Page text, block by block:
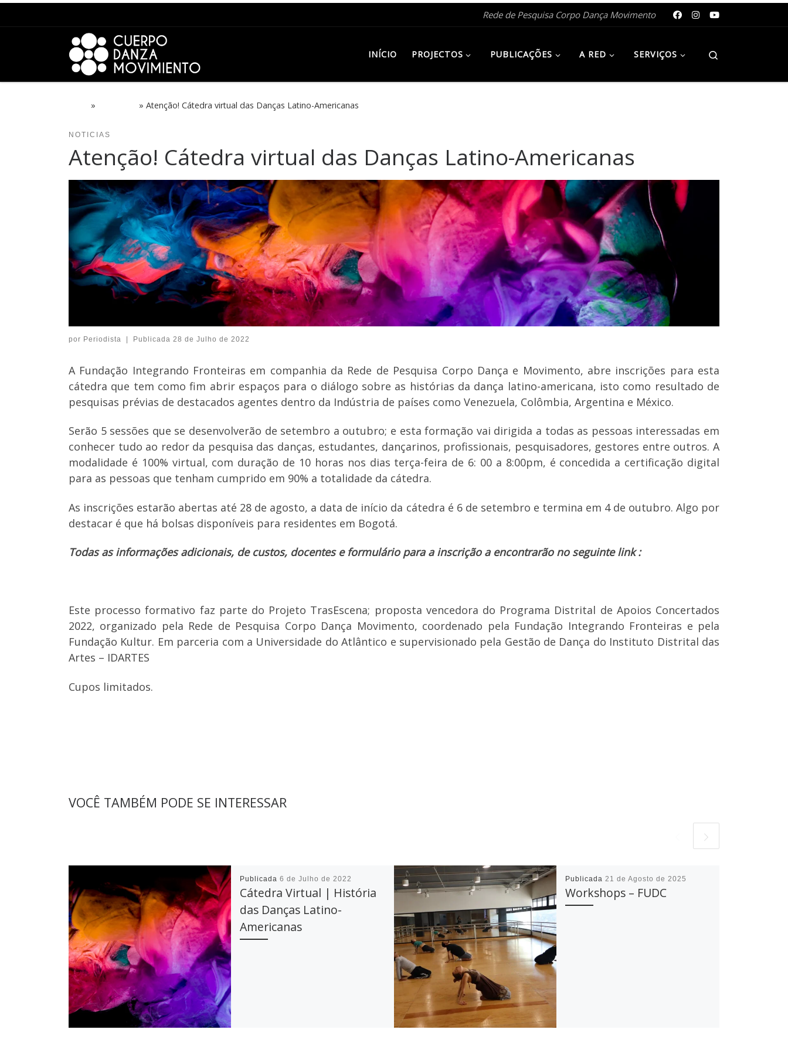
Rede de Pesquisa Corpo Dança Movimento
INÍCIO PROJECTOS PUBLICAÇÕES A RED SERVIÇOS
» » Atenção! Cátedra virtual das Danças Latino-Americanas
NOTICIAS
Atenção! Cátedra virtual das Danças Latino-Americanas
por Periodista | Publicada 28 de Julho de 2022
A Fundação Integrando Fronteiras em companhia da Rede de Pesquisa Corpo Dança e Movimento, abre inscrições para esta
cátedra que tem como fim abrir espaços para o diálogo sobre as histórias da dança latino-americana, isto como resultado de
pesquisas prévias de destacados agentes dentro da Indústria de países como Venezuela, Colômbia, Argentina e México.
Serão 5 sessões que se desenvolverão de setembro a outubro; e esta formação vai dirigida a todas as pessoas interessadas em
conhecer tudo ao redor da pesquisa das danças, estudantes, dançarinos, profissionais, pesquisadores, gestores entre outros. A
modalidade é 100% virtual, com duração de 10 horas nos dias terça-feira de 6: 00 a 8:00pm, é concedida a certificação digital
para as pessoas que tenham cumprido em 90% a totalidade da cátedra.
As inscrições estarão abertas até 28 de agosto, a data de início da cátedra é 6 de setembro e termina em 4 de outubro. Algo por
destacar é que há bolsas disponíveis para residentes em Bogotá.
Todas as informações adicionais, de custos, docentes e formulário para a inscrição a encontrarão no seguinte link :
Este processo formativo faz parte do Projeto TrasEscena; proposta vencedora do Programa Distrital de Apoios Concertados
2022, organizado pela Rede de Pesquisa Corpo Dança Movimento, coordenado pela Fundação Integrando Fronteiras e pela
Fundação Kultur. Em parceria com a Universidade do Atlântico e supervisionado pela Gestão de Dança do Instituto Distrital das
Artes – IDARTES
Cupos limitados.
VOCÊ TAMBÉM PODE SE INTERESSAR
Publicada 6 de Julho de 2022
Cátedra Virtual | História
das Danças Latino-
Americanas
Publicada 21 de Agosto de 2025
Workshops – FUDC